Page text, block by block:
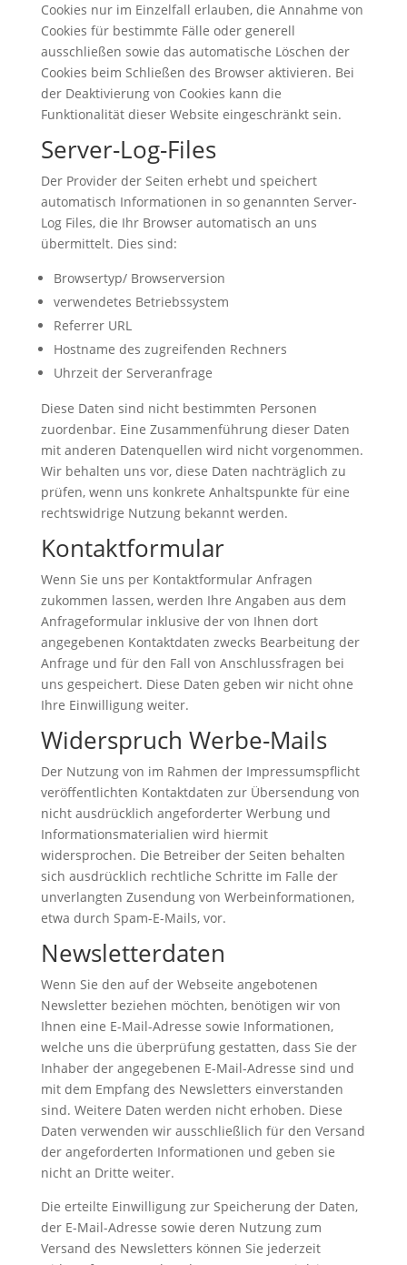
Cookies nur im Einzelfall erlauben, die Annahme von
Cookies für bestimmte Fälle oder generell
ausschließen sowie das automatische Löschen der
Cookies beim Schließen des Browser aktivieren. Bei
der Deaktivierung von Cookies kann die
Funktionalität dieser Website eingeschränkt sein.
Server-Log-Files
Der Provider der Seiten erhebt und speichert
automatisch Informationen in so genannten Server-
Log Files, die Ihr Browser automatisch an uns
übermittelt. Dies sind:
Browsertyp/ Browserversion
verwendetes Betriebssystem
Referrer URL
Hostname des zugreifenden Rechners
Uhrzeit der Serveranfrage
Diese Daten sind nicht bestimmten Personen
zuordenbar. Eine Zusammenführung dieser Daten
mit anderen Datenquellen wird nicht vorgenommen.
Wir behalten uns vor, diese Daten nachträglich zu
prüfen, wenn uns konkrete Anhaltspunkte für eine
rechtswidrige Nutzung bekannt werden.
Kontaktformular
Wenn Sie uns per Kontaktformular Anfragen
zukommen lassen, werden Ihre Angaben aus dem
Anfrageformular inklusive der von Ihnen dort
angegebenen Kontaktdaten zwecks Bearbeitung der
Anfrage und für den Fall von Anschlussfragen bei
uns gespeichert. Diese Daten geben wir nicht ohne
Ihre Einwilligung weiter.
Widerspruch Werbe-Mails
Der Nutzung von im Rahmen der Impressumspflicht
veröffentlichten Kontaktdaten zur Übersendung von
nicht ausdrücklich angeforderter Werbung und
Informationsmaterialien wird hiermit
widersprochen. Die Betreiber der Seiten behalten
sich ausdrücklich rechtliche Schritte im Falle der
unverlangten Zusendung von Werbeinformationen,
etwa durch Spam-E-Mails, vor.
Newsletterdaten
Wenn Sie den auf der Webseite angebotenen
Newsletter beziehen möchten, benötigen wir von
Ihnen eine E-Mail-Adresse sowie Informationen,
welche uns die überprüfung gestatten, dass Sie der
Inhaber der angegebenen E-Mail-Adresse sind und
mit dem Empfang des Newsletters einverstanden
sind. Weitere Daten werden nicht erhoben. Diese
Daten verwenden wir ausschließlich für den Versand
der angeforderten Informationen und geben sie
nicht an Dritte weiter.
Die erteilte Einwilligung zur Speicherung der Daten,
der E-Mail-Adresse sowie deren Nutzung zum
Versand des Newsletters können Sie jederzeit